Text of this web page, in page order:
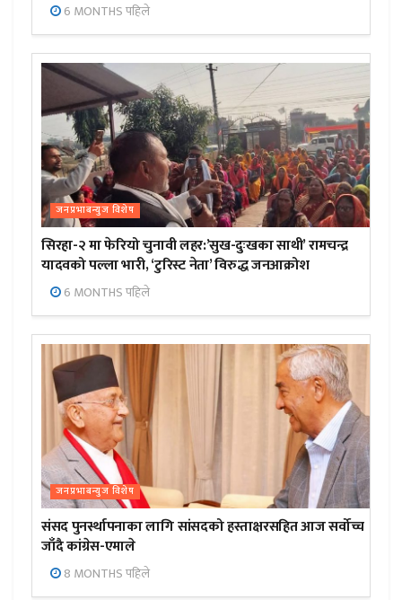
6 MONTHS पहिले
जनप्रभाबन्युज विशेष
सिरहा-२ मा फेरियो चुनावी लहर:’सुख-दुःखका साथी’ रामचन्द्र
यादवको पल्ला भारी, ‘टुरिस्ट नेता’ विरुद्ध जनआक्रोश
6 MONTHS पहिले
जनप्रभाबन्युज विशेष
संसद पुनर्स्थापनाका लागि सांसदको हस्ताक्षरसहित आज सर्वोच्च
जाँदै कांग्रेस-एमाले
8 MONTHS पहिले